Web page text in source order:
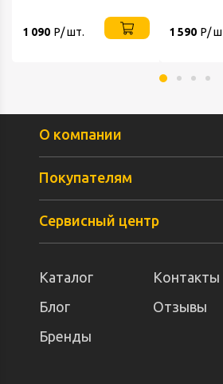
1 090 Р/ шт.
1 590 Р/
О компании
Покупателям
Сервисный центр
Каталог
Контакты
Блог
Отзывы
Бренды